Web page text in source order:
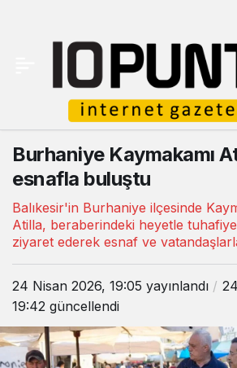
Burhaniye Kaymakamı
esnafla buluştu
Balıkesir'in Burhaniye ilçesinde
Atilla, beraberindeki heyetle
ziyaret ederek esnaf ve
24 Nisan 2026, 19:05 yayınlandı
19:42 güncellendi